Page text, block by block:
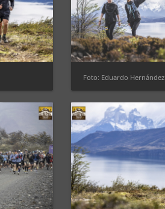
Foto: Eduardo Hernández